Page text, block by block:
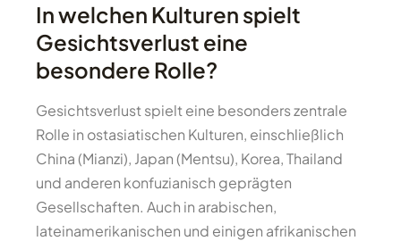
In welchen Kulturen spielt
Gesichtsverlust eine
besondere Rolle?
Gesichtsverlust spielt eine besonders zentrale
Rolle in ostasiatischen Kulturen, einschließlich
China (Mianzi), Japan (Mentsu), Korea, Thailand
und anderen konfuzianisch geprägten
Gesellschaften. Auch in arabischen,
lateinamerikanischen und einigen afrikanischen